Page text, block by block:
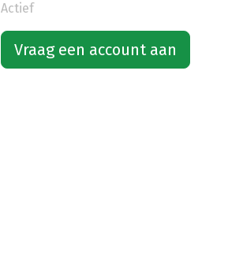
Actief
Vraag een account aan